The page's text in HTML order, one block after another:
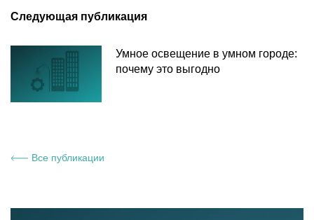
Следующая публикация
Умное освещение в умном городе:
почему это выгодно
Все публикации